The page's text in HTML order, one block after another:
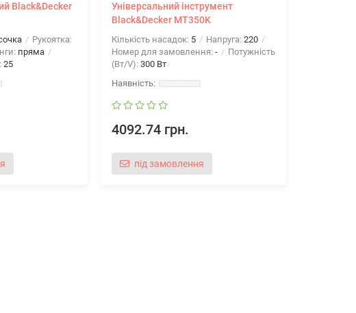
Black&Decker
Рукоятка:
пряма
25
Універсальний інструмент
Black&Decker MT350K
Кількість насадок: 5 Напруга: 220
Номер для замовлення: -
Потужність
(Вт/V): 300 Вт
4092.74 грн.
під замовлення